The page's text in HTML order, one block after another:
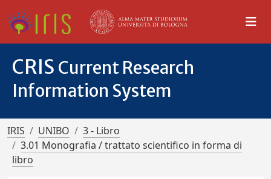
CRIS Current Research
Information System
IRIS UNIBO
3 - Libro
3.01 Monografia / trattato scientifico in forma di
libro